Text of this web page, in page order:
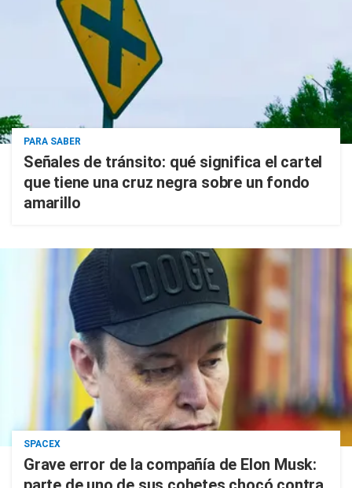
PARA SABER
Señales de tránsito: qué significa el cartel
que tiene una cruz negra sobre un fondo
amarillo
SPACEX
Grave error de la compañía de Elon Musk: